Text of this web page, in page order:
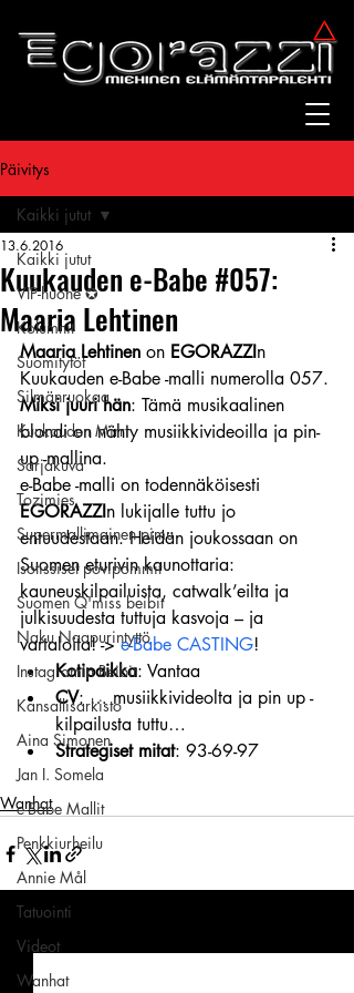
Päivitys
Kaikki jutut
VIP-huone ✪
Kolumnit
Suomitytöt
Silmänruokaa
Kuukauden Mirri
Sarjakuva
Tozimies
Supermallimainen pimu
Isotissiset povipommit
Suomen Q'miss beibit
Naku Naapurintyttö
Instagramin Beibit
Kansallisarkisto
Aina Simonen
Jan I. Somela
e-Babe Mallit
Penkkiurheilu
Annie Mål
Tatuointi
Videot
Wanhat
Kaikki jutut
Kuukauden e-Babe #057:
Maaria Lehtinen
13.6.2016
Maaria Lehtinen on EGORAZZIn
Kuukauden e-Babe -malli numerolla 057.
Miksi juuri hän: Tämä musikaalinen
blondi on nähty musiikkivideoilla ja pin-
up -mallina.
e-Babe -malli on todennäköisesti
EGORAZZIn lukijalle tuttu jo
entuudestaan. Heidän joukossaan on
Suomen eturivin kaunottaria:
kauneuskilpailuista, catwalk’eilta ja
julkisuudesta tuttuja kasvoja – ja
vartaloita! -> e-Babe CASTING!
Kotipaikka: Vantaa
CV: … musiikkivideolta ja pin up -
kilpailusta tuttu…
Strategiset mitat: 93-69-97
Wanhat
Viimeisimmät päivitykset